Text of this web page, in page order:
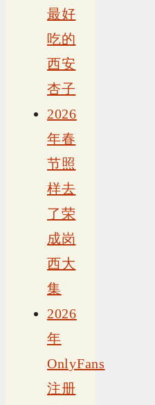
最好
吃的
西安
杏子
2026
年春
节照
样去
了荣
成岗
西大
集
2026
年
OnlyFans
注册